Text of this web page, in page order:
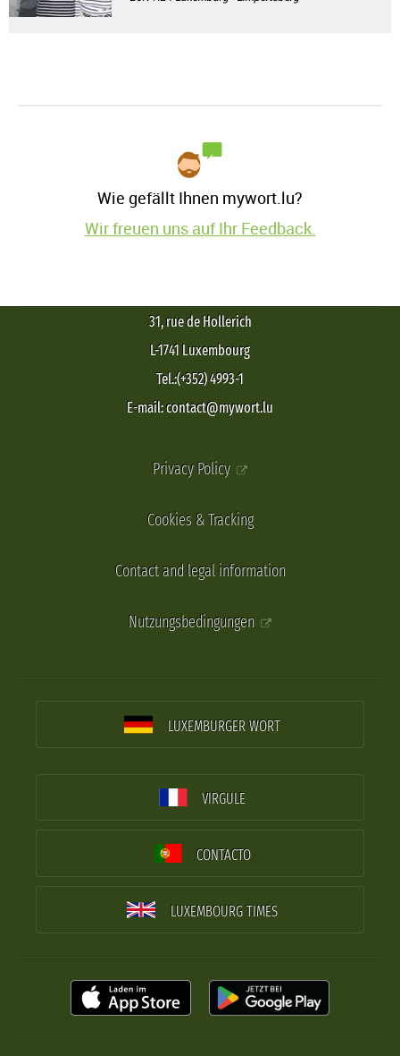
Wie gefällt Ihnen mywort.lu?
Wir freuen uns auf Ihr Feedback.
31, rue de Hollerich
L-1741 Luxembourg
Tel.:(+352) 4993-1
E-mail: contact@mywort.lu
Privacy Policy
Cookies & Tracking
Contact and legal information
Nutzungsbedingungen
LUXEMBURGER WORT
VIRGULE
CONTACTO
LUXEMBOURG TIMES